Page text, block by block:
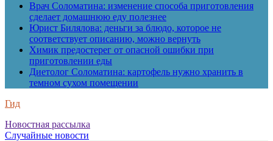
Врач Соломатина: изменение способа приготовления
сделает домашнюю еду полезнее
Юрист Билялова: деньги за блюдо, которое не
соответствует описанию, можно вернуть
Химик предостерег от опасной ошибки при
приготовлении еды
Диетолог Соломатина: картофель нужно хранить в
темном сухом помещении
Гид
Новостная рассылка
Случайные новости